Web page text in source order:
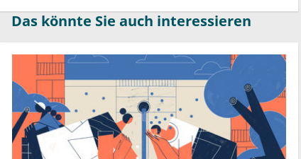
Das könnte Sie auch interessieren